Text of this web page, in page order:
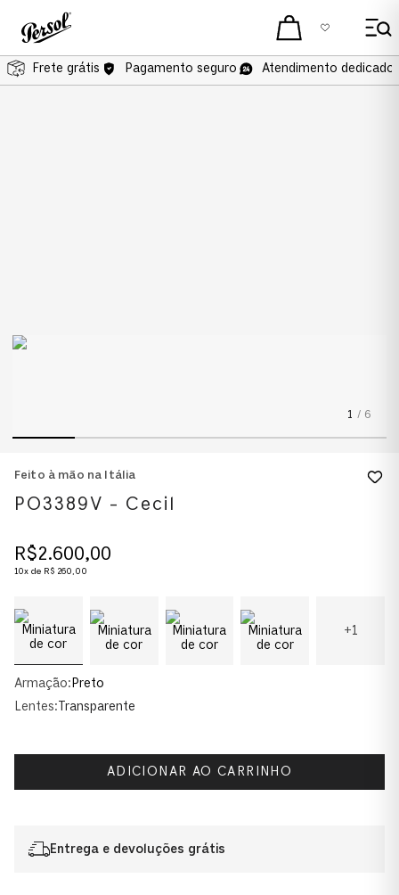
Frete grátis Pagamento seguro Atendimento dedicado
1 / 6
Feito à mão na Itália
PO3389V - Cecil
R$2.600,00
10x de R$ 260,00
+1
Armação: Preto
Lentes:Transparente
ADICIONAR AO CARRINHO
Entrega e devoluções grátis